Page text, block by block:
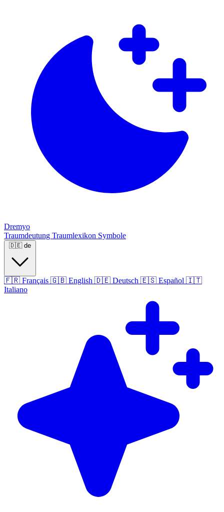
Dremyo
Traumdeutung Traumlexikon Symbole
🇩🇪 de
🇫🇷 Français 🇬🇧 English 🇩🇪 Deutsch 🇪🇸 Español 🇮🇹
Italiano